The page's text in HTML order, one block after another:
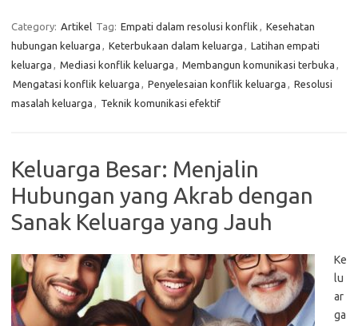
Category: Artikel Tag: Empati dalam resolusi konflik , Kesehatan
hubungan keluarga , Keterbukaan dalam keluarga , Latihan empati
keluarga , Mediasi konflik keluarga , Membangun komunikasi terbuka ,
Mengatasi konflik keluarga , Penyelesaian konflik keluarga , Resolusi
masalah keluarga , Teknik komunikasi efektif
Keluarga Besar: Menjalin
Hubungan yang Akrab dengan
Sanak Keluarga yang Jauh
Ke
lu
ar
ga